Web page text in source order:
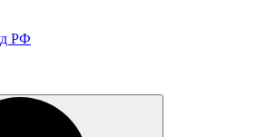
РФ